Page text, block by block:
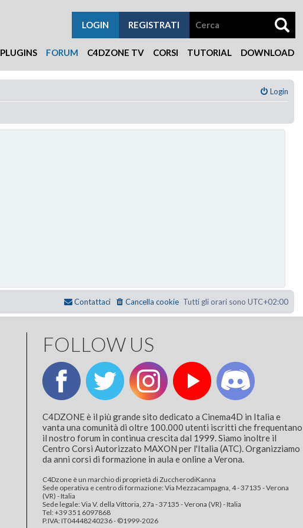
PLUGINS FORUM C4DZONE TV CORSI TUTORIAL DOWNLOAD
REGISTRATI
LOGIN
Login
Tutti gli orari sono UTC+02:00
Cancella cookie
Contattaci
FOLLOW US
C4DZONE è il più grande sito dedicato a Cinema4D in Italia e
vanta una comunità di oltre 100.000 utenti iscritti che frequentano
il nostro forum in continua crescita dal 1999. Siamo inoltre il
Centro Corsi Autorizzato MAXON per l'Italia (ATC). Organizziamo
da anni corsi di formazione in aula e online a Verona.
C4Dzone è un marchio di proprietà di ZuccherodiKanna
Sede operativa e centro di formazione: Via Mezzacampagna, 4 - 37135 - Verona
(VR) - Italia
Sede legale: Via V. della Vittoria, 27a - 37135 - Verona (VR) - Italia
Tel: +39 351 6097868‬
P.IVA: IT04448240236 - ©1999-2026